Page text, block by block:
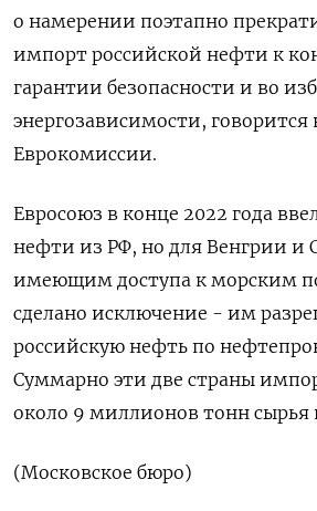
о намерении ⁠поэтапно
импорт российской нефти к
⁠гарантии безопасности и во
энергозависимости, говорится
Еврокомиссии.
Евросоюз ‍в конце 2022 ‌года
нефти из РФ, но для Венгрии ⁠и
имеющим доступа ‌к морским
сделано исключение - им
российскую нефть по
‍Суммарно ‍эти две страны
около 9 миллионов тонн сырья
(Московское бюро)